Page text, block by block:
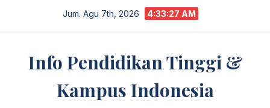
Jum. Agu 7th, 2026 4:33:27 AM
Info Pendidikan Tinggi &
Kampus Indonesia